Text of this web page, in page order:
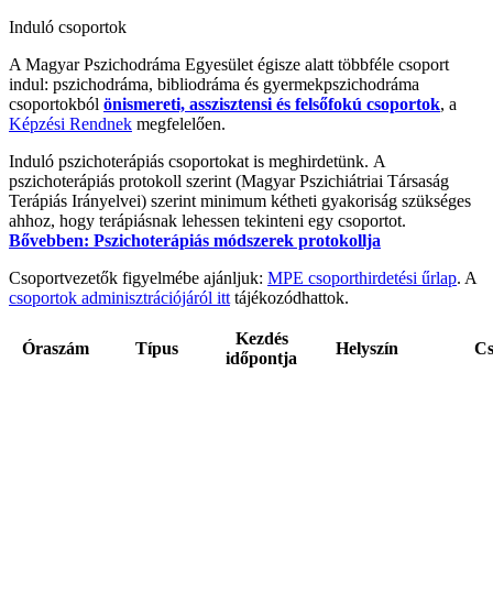
Induló csoportok
A Magyar Pszichodráma Egyesület égisze alatt többféle csoport
indul: pszichodráma, bibliodráma és gyermekpszichodráma
csoportokból önismereti, asszisztensi és felsőfokú csoportok, a
Képzési Rendnek megfelelően.
Induló pszichoterápiás csoportokat is meghirdetünk. A
pszichoterápiás protokoll szerint (Magyar Pszichiátriai Társaság
Terápiás Irányelvei) szerint minimum kétheti gyakoriság szükséges
ahhoz, hogy terápiásnak lehessen tekinteni egy csoportot.
Bővebben: Pszichoterápiás módszerek protokollja
Csoportvezetők figyelmébe ajánljuk: MPE csoporthirdetési űrlap. A
csoportok adminisztrációjáról itt tájékozódhattok.
Óraszám Típus
Kezdés
időpontja
Helyszín